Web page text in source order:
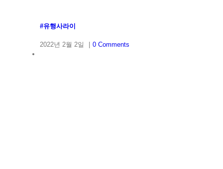
#유행사라이
2022년 2월 2일 0 Comments